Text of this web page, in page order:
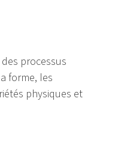
processus
forme, les
physiques et